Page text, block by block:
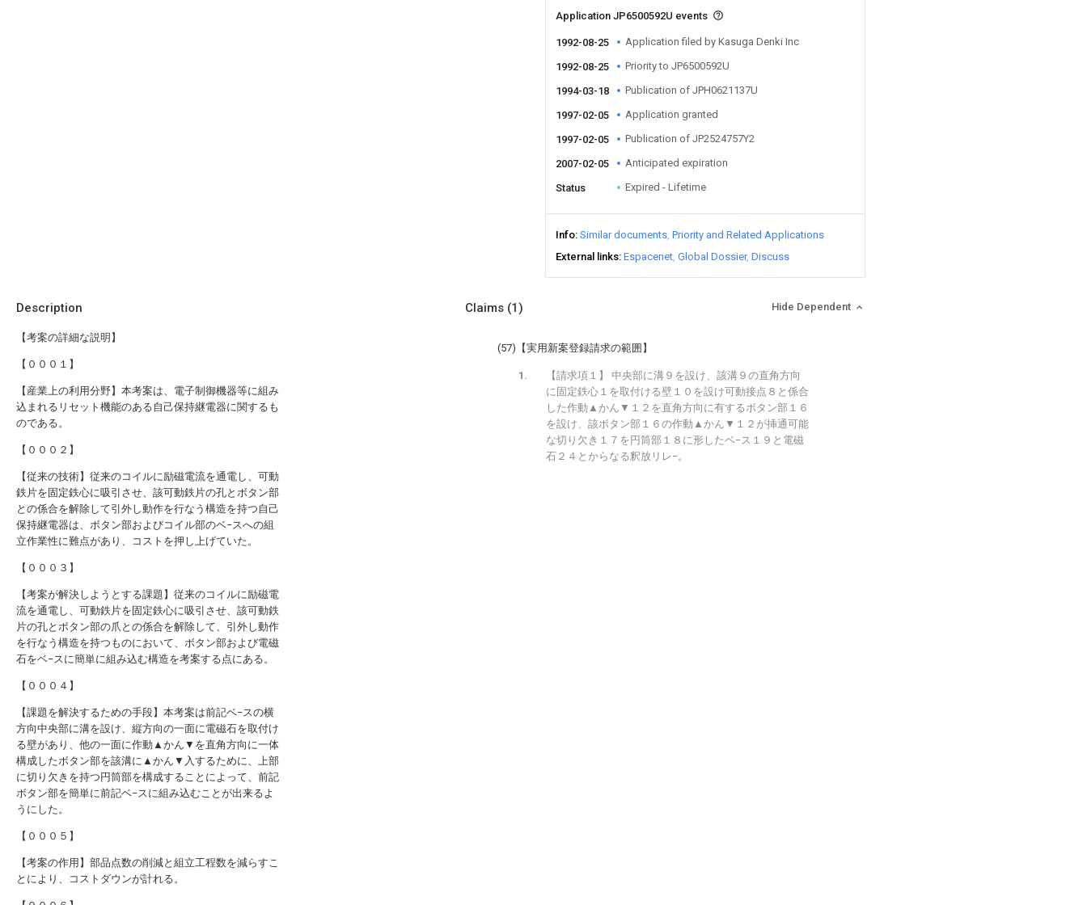
Application JP6500592U events
1992-08-25 Application filed by Kasuga Denki Inc
1992-08-25 Priority to JP6500592U
1994-03-18 Publication of JPH0621137U
1997-02-05 Application granted
1997-02-05 Publication of JP2524757Y2
2007-02-05 Anticipated expiration
Status Expired - Lifetime
Info Similar documents Priority and Related Applications
External links Espacenet Global Dossier Discuss
Description
【考案の詳細な説明】
【０００１】
【産業上の利用分野】本考案は、電子制御機器等に組み
込まれるリセット機能のある自己保持継電器に関するも
のである。
【０００２】
【従来の技術】従来のコイルに励磁電流を通電し、可動
鉄片を固定鉄心に吸引させ、該可動鉄片の孔とボタン部
との係合を解除して引外し動作を行なう構造を持つ自己
保持継電器は、ボタン部およびコイル部のベ−スへの組
立作業性に難点があり、コストを押し上げていた。
【０００３】
【考案が解決しようとする課題】従来のコイルに励磁電
流を通電し、可動鉄片を固定鉄心に吸引させ、該可動鉄
片の孔とボタン部の爪との係合を解除して、引外し動作
を行なう構造を持つものにおいて、ボタン部および電磁
石をベ−スに簡単に組み込む構造を考案する点にある。
【０００４】
【課題を解決するための手段】本考案は前記ベ−スの横
方向中央部に溝を設け、縦方向の一面に電磁石を取付け
る壁があり、他の一面に作動▲かん▼を直角方向に一体
構成したボタン部を該溝に▲かん▼入するために、上部
に切り欠きを持つ円筒部を構成することによって、前記
ボタン部を簡単に前記ベ−スに組み込むことが出来るよ
うにした。
【０００５】
【考案の作用】部品点数の削減と組立工程数を減らすこ
とにより、コストダウンが計れる。
Claims (1) Hide Dependent
(57)【実用新案登録請求の範囲】
【請求項１】 中央部に溝９を設け、該溝９の直角方向
に固定鉄心１を取付ける壁１０を設け可動接点８と係合
した作動▲かん▼１２を直角方向に有するボタン部１６
を設け、該ボタン部１６の作動▲かん▼１２が挿通可能
な切り欠き１７を円筒部１８に形したベ−ス１９と電磁
石２４とからなる釈放リレ−。